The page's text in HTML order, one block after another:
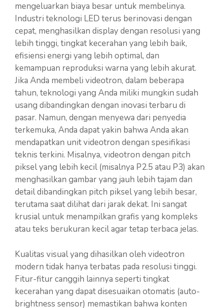
mengeluarkan biaya besar untuk membelinya.
Industri teknologi LED terus berinovasi dengan
cepat, menghasilkan display dengan resolusi yang
lebih tinggi, tingkat kecerahan yang lebih baik,
efisiensi energi yang lebih optimal, dan
kemampuan reproduksi warna yang lebih akurat.
Jika Anda membeli videotron, dalam beberapa
tahun, teknologi yang Anda miliki mungkin sudah
usang dibandingkan dengan inovasi terbaru di
pasar. Namun, dengan menyewa dari penyedia
terkemuka, Anda dapat yakin bahwa Anda akan
mendapatkan unit videotron dengan spesifikasi
teknis terkini. Misalnya, videotron dengan pitch
piksel yang lebih kecil (misalnya P2.5 atau P3) akan
menghasilkan gambar yang jauh lebih tajam dan
detail dibandingkan pitch piksel yang lebih besar,
terutama saat dilihat dari jarak dekat. Ini sangat
krusial untuk menampilkan grafis yang kompleks
atau teks berukuran kecil agar tetap terbaca jelas.
Kualitas visual yang dihasilkan oleh videotron
modern tidak hanya terbatas pada resolusi tinggi.
Fitur-fitur canggih lainnya seperti tingkat
kecerahan yang dapat disesuaikan otomatis (auto-
brightness sensor) memastikan bahwa konten